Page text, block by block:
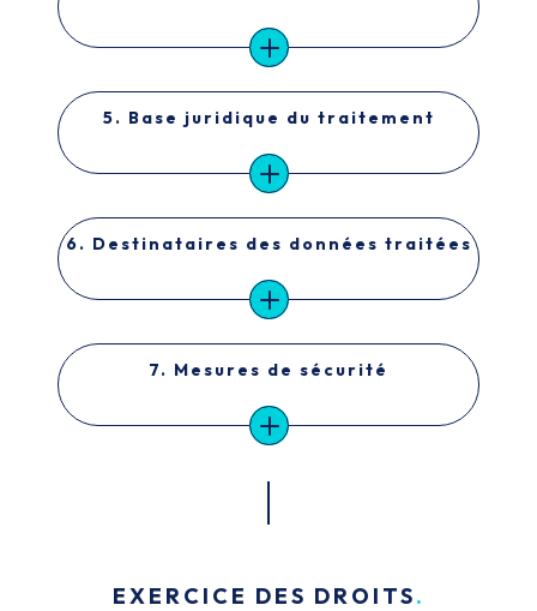
5. Base juridique du traitement
6. Destinataires des données traitées
7. Mesures de sécurité
EXERCICE DES DROITS